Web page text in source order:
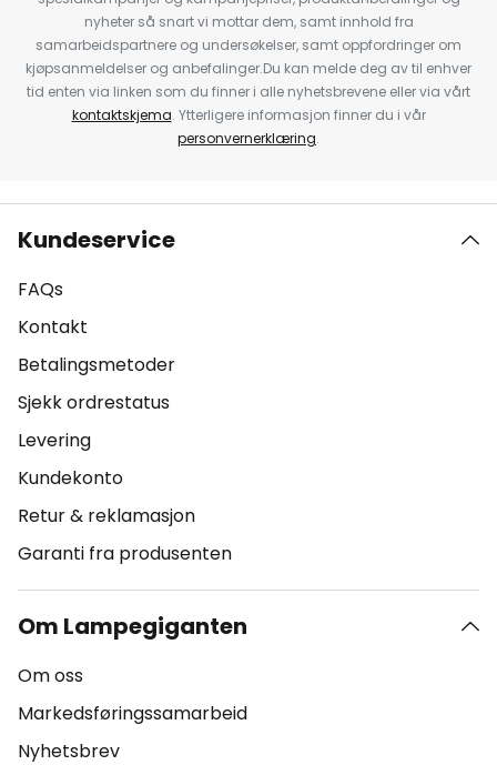
nyheter så snart vi mottar dem, samt innhold fra
samarbeidspartnere og undersøkelser, samt oppfordringer om
kjøpsanmeldelser og anbefalinger.Du kan melde deg av til enhver
tid enten via linken som du finner i alle nyhetsbrevene eller via vårt
kontaktskjema. Ytterligere informasjon finner du i vår
personvernerklæring.
Kundeservice
FAQs
Kontakt
Betalingsmetoder
Sjekk ordrestatus
Levering
Kundekonto
Retur & reklamasjon
Garanti fra produsenten
Om Lampegiganten
Om oss
Markedsføringssamarbeid
Nyhetsbrev